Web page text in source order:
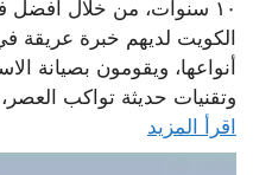
١٠ سنوات، من خلال أفضل
الكويت لديهم خبرة عريقة
أنواعها، ويقومون بصيانة
وتقنيات حديثة تواكب
اقرأ المزيد